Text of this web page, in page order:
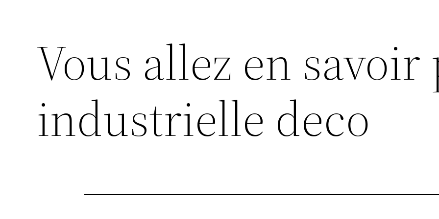
Vous allez en
industrielle deco